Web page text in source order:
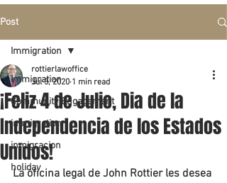
Post
Immigration
Community Engagement
immigration
inmigracion
holiday
Immigration
¡Feliz 4 de Julio, Dia de la
Independencia de los Estados
Unidos!
rottierlawoffice
Jul 3, 2020 1 min read
La oficina legal de John Rottier les desea